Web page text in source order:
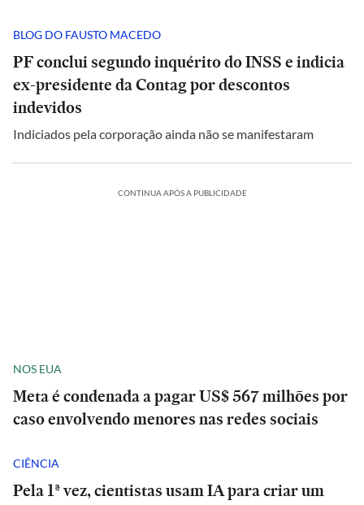
BLOG DO FAUSTO MACEDO
PF conclui segundo inquérito do INSS e indicia
ex-presidente da Contag por descontos
indevidos
Indiciados pela corporação ainda não se manifestaram
CONTINUA APÓS A PUBLICIDADE
NOS EUA
Meta é condenada a pagar US$ 567 milhões por
caso envolvendo menores nas redes sociais
CIÊNCIA
Pela 1ª vez, cientistas usam IA para criar um